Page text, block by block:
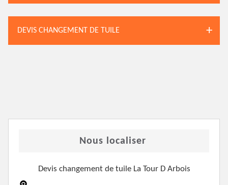
DEVIS CHANGEMENT DE TUILE
Nous localiser
Devis changement de tuile La Tour D Arbois